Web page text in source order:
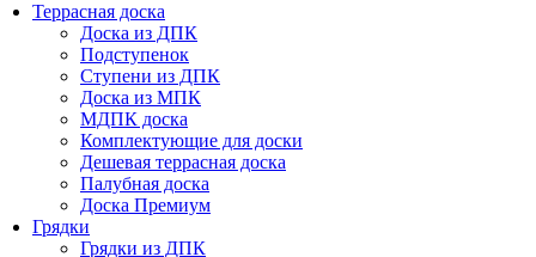
Террасная доска
Доска из ДПК
Подступенок
Ступени из ДПК
Доска из МПК
МДПК доска
Комплектующие для доски
Дешевая террасная доска
Палубная доска
Доска Премиум
Грядки
Грядки из ДПК